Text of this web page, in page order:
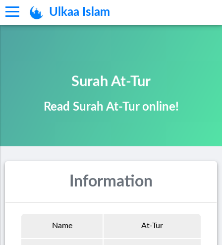
Ulkaa Islam
Surah At-Tur
Read Surah At-Tur online!
Information
Name At-Tur